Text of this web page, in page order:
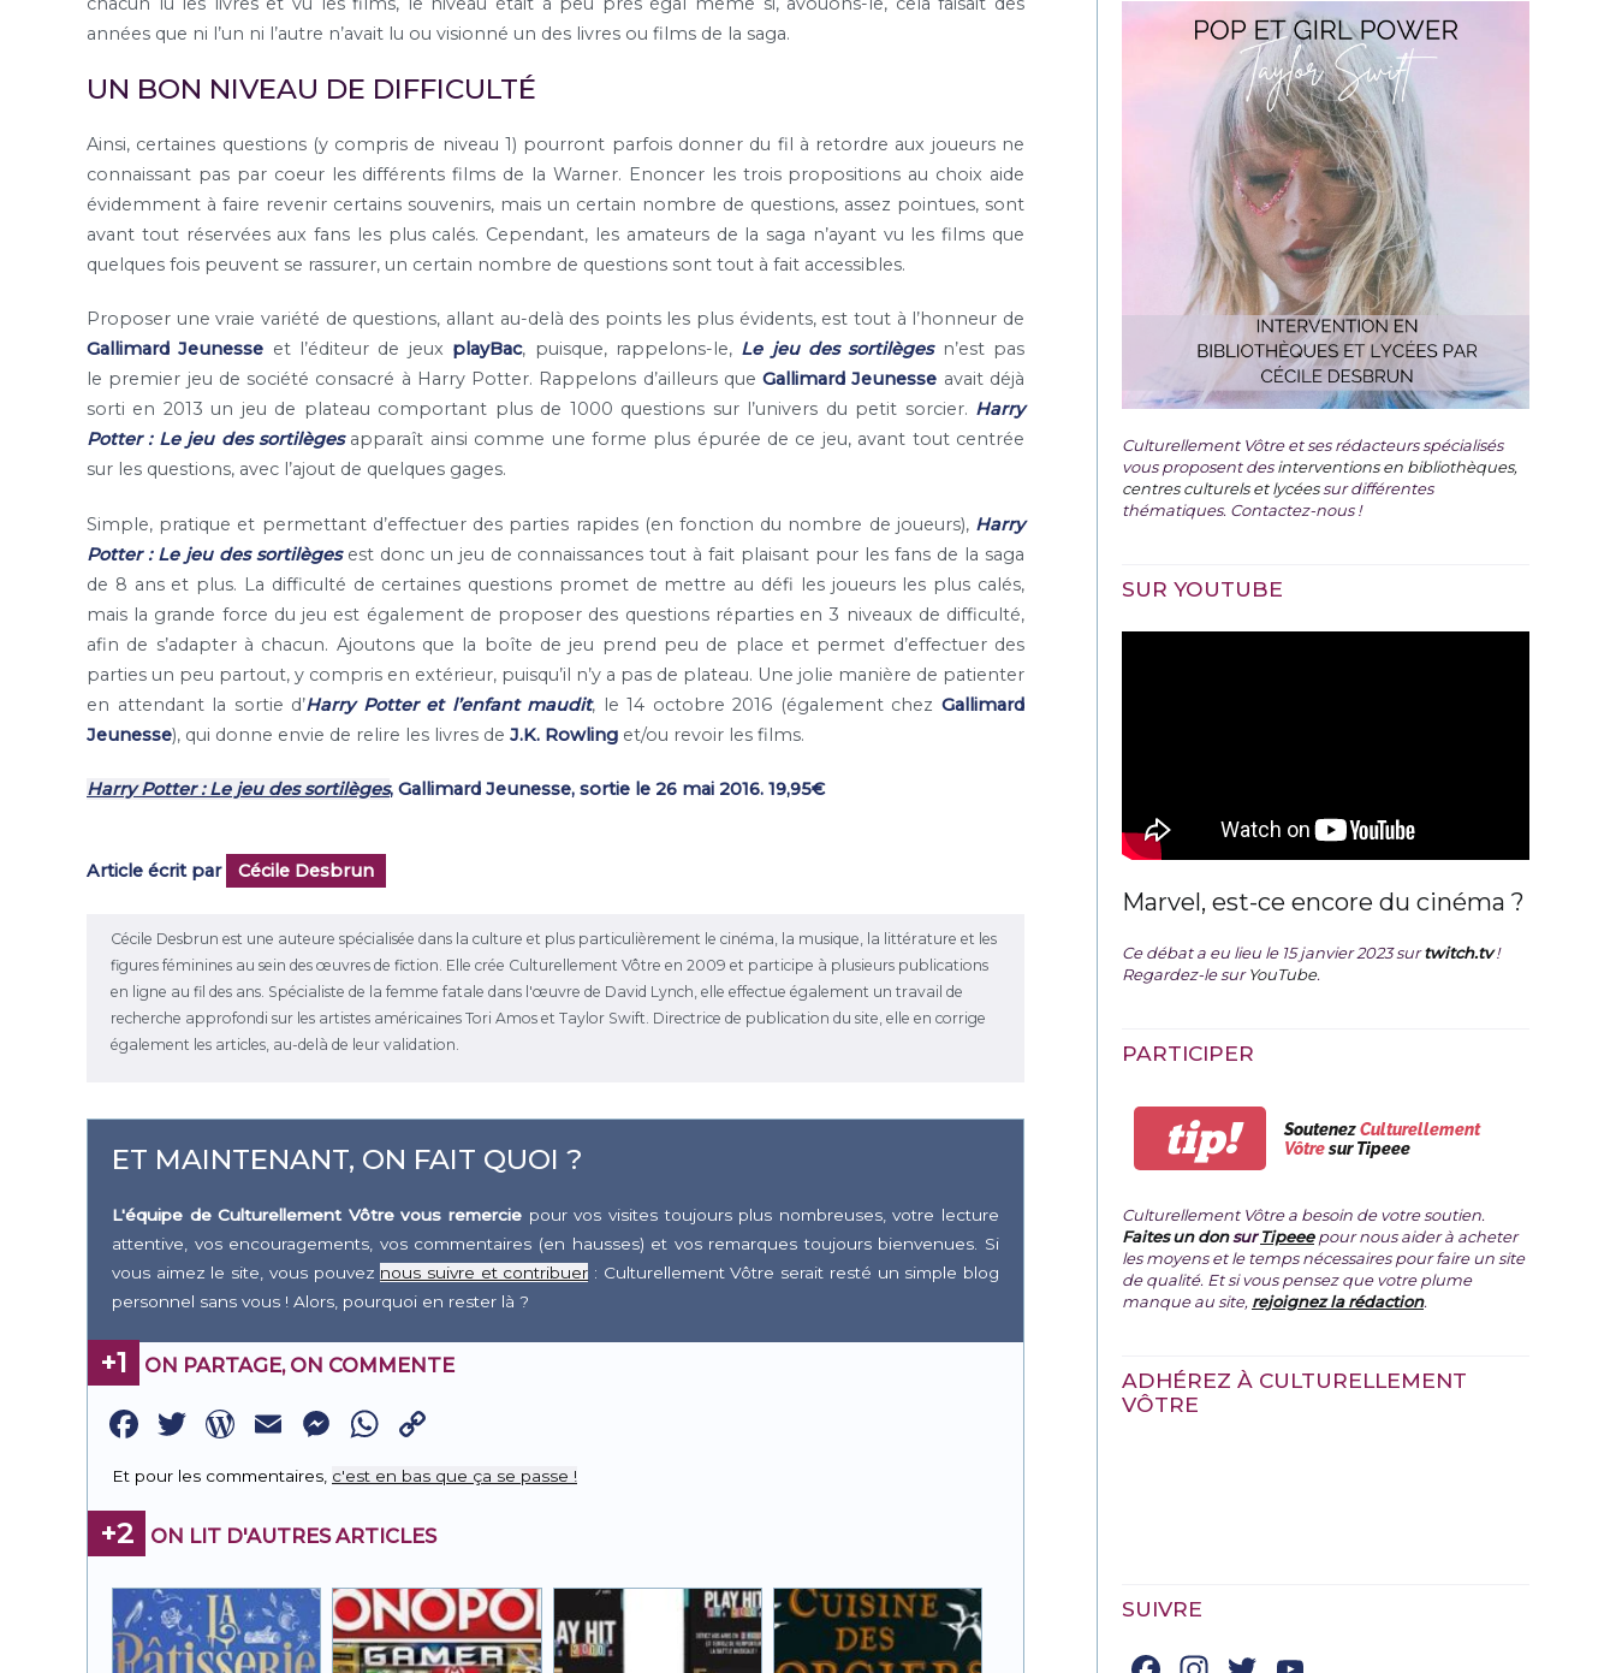
années que ni l’un ni l’autre n’avait lu ou visionné un des livres ou films de la saga.
UN BON NIVEAU DE DIFFICULTÉ
Ainsi, certaines questions (y compris de niveau 1) pourront parfois donner du fil à retordre aux joueurs ne
connaissant pas par coeur les différents films de la Warner. Enoncer les trois propositions au choix aide
évidemment à faire revenir certains souvenirs, mais un certain nombre de questions, assez pointues, sont
avant tout réservées aux fans les plus calés. Cependant, les amateurs de la saga n’ayant vu les films que
quelques fois peuvent se rassurer, un certain nombre de questions sont tout à fait accessibles.
Proposer une vraie variété de questions, allant au-delà des points les plus évidents, est tout à l’honneur de
Gallimard Jeunesse et l’éditeur de jeux playBac, puisque, rappelons-le, Le jeu des sortilègesn’est pas
le premier jeu de société consacré à Harry Potter. Rappelons d’ailleurs queGallimard Jeunesse avait déjà
sorti en 2013 un jeu de plateau comportant plus de 1000 questions sur l’univers du petit sorcier. Harry
Potter : Le jeu des sortilègesapparaît ainsi comme une forme plus épurée de ce jeu, avant tout centrée
sur les questions, avec l’ajout de quelques gages.
Simple, pratique et permettant d’effectuer des parties rapides (en fonction du nombre de joueurs), Harry
Potter : Le jeu des sortilègesest donc un jeu de connaissances tout à fait plaisant pour les fans de la saga
de 8 ans et plus. La difficulté de certaines questions promet de mettre au défi les joueurs les plus calés,
mais la grande force du jeu est également de proposer des questions réparties en 3 niveaux de difficulté,
afin de s’adapter à chacun. Ajoutons que la boîte de jeu prend peu de place et permet d’effectuer des
parties un peu partout, y compris en extérieur, puisqu’il n’y a pas de plateau. Une jolie manière de patienter
en attendant la sortie d’Harry Potter et l’enfant maudit, le 14 octobre 2016 (également chezGallimard
Jeunesse), qui donne envie de relire les livres de J.K. Rowling et/ou revoir les films.
Harry Potter : Le jeu des sortilèges, Gallimard Jeunesse, sortie le 26 mai 2016. 19,95€
Article écrit par Cécile Desbrun
Cécile Desbrun est une auteure spécialisée dans la culture et plus particulièrement le cinéma, la musique, la littérature et les
figures féminines au sein des œuvres de fiction. Elle crée Culturellement Vôtre en 2009 et participe à plusieurs publications
en ligne au fil des ans. Spécialiste de la femme fatale dans l'œuvre de David Lynch, elle effectue également un travail de
recherche approfondi sur les artistes américaines Tori Amos et Taylor Swift. Directrice de publication du site, elle en corrige
également les articles, au-delà de leur validation.
ET MAINTENANT, ON FAIT QUOI ?
L'équipe de Culturellement Vôtre vous remercie pour vos visites toujours plus nombreuses, votre lecture
attentive, vos encouragements, vos commentaires (en hausses) et vos remarques toujours bienvenues. Si
vous aimez le site, vous pouvez nous suivre et contribuer : Culturellement Vôtre serait resté un simple blog
personnel sans vous ! Alors, pourquoi en rester là ?
+1 ON PARTAGE, ON COMMENTE
Facebook
Twitter
WordPress
EmailMessenger
WhatsApp
Link
Et pour les commentaires, c'est en bas que ça se passe !
+2 ON LIT D'AUTRES ARTICLES
Culturellement Vôtre et ses rédacteurs spécialisés
vous proposent desinterventions en bibliothèques,
centres culturels et lycéessur différentes
thématiques. Contactez-nous !
SUR YOUTUBE
Marvel, est-ce encore du cinéma ?
Ce débat a eu lieu le 15 janvier 2023 surtwitch.tv !
Regardez-le surYouTube.
PARTICIPER
tip! SoutenezCulturellement
Vôtresur Tipeee
Culturellement Vôtre a besoin de votre soutien.
Faites un donsurTipeeepour nous aider à acheter
les moyens et le temps nécessaires pour faire un site
de qualité. Et si vous pensez que votre plume
manque au site, rejoignez la rédaction.
ADHÉREZ À CULTURELLEMENT
VÔTRE
SUIVRE